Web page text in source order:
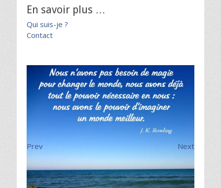
En savoir plus …
Qui suis-je ?
Contact
Prev Next